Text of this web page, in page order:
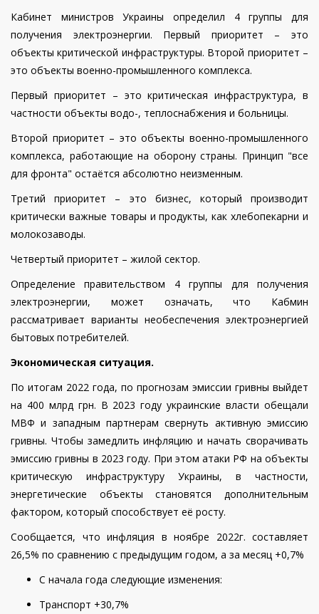
Кабинет министров Украины определил 4 группы для
получения электроэнергии. Первый приоритет – это
объекты критической инфраструктуры. Второй приоритет –
это объекты военно-промышленного комплекса.
Первый приоритет – это критическая инфраструктура, в
частности объекты водо-, теплоснабжения и больницы.
Второй приоритет – это объекты военно-промышленного
комплекса, работающие на оборону страны. Принцип "все
для фронта" остаётся абсолютно неизменным.
Третий приоритет – это бизнес, который производит
критически важные товары и продукты, как хлебопекарни и
молокозаводы.
Четвертый приоритет – жилой сектор.
Определение правительством 4 группы для получения
электроэнергии, может означать, что Кабмин
рассматривает варианты необеспечения электроэнергией
бытовых потребителей.
Экономическая ситуация.
По итогам 2022 года, по прогнозам эмиссии гривны выйдет
на 400 млрд грн. В 2023 году украинские власти обещали
МВФ и западным партнерам свернуть активную эмиссию
гривны. Чтобы замедлить инфляцию и начать сворачивать
эмиссию гривны в 2023 году. При этом атаки РФ на объекты
критическую инфраструктуру Украины, в частности,
энергетические объекты становятся дополнительным
фактором, который способствует её росту.
Сообщается, что инфляция в ноябре 2022г. составляет
26,5% по сравнению с предыдущим годом, а за месяц +0,7%
С начала года следующие изменения:
Транспорт +30,7%